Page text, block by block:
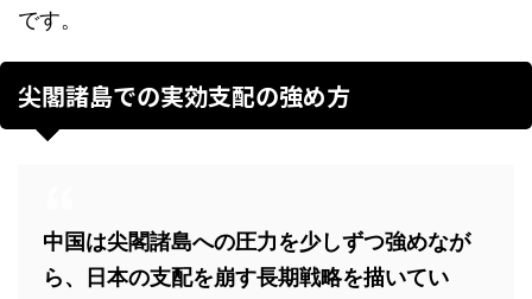
です。
尖閣諸島での実効支配の強め方
中国は尖閣諸島への圧力を少しずつ強めなが
ら、日本の支配を崩す長期戦略を描いてい